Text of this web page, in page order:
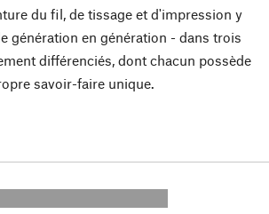
du fil, de tissage et d'impression y
génération en génération - dans trois
différenciés, dont chacun possède
savoir-faire unique.